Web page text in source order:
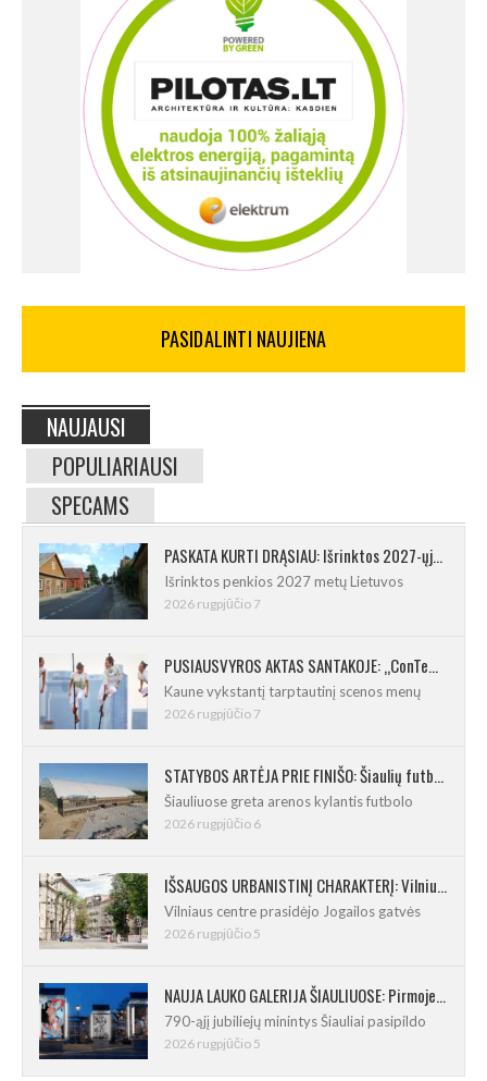
PASIDALINTI NAUJIENA
NAUJAUSI
POPULIARIAUSI
SPECAMS
PASKATA KURTI DRĄSIAU: Išrinktos 2027-ųjų Lietuvos mažosios kultūros sostinės
Išrinktos penkios 2027 metų Lietuvos
2026 rugpjūčio 7
PUSIAUSVYROS AKTAS SANTAKOJE: „ConTempo 2026“ uždarys sudėtingas pasirodymas 8 m aukštyje
Kaune vykstantį tarptautinį scenos menų
2026 rugpjūčio 7
STATYBOS ARTĖJA PRIE FINIŠO: Šiaulių futbolo ir regbio maniežas įgavo kontūrus
Šiauliuose greta arenos kylantis futbolo
2026 rugpjūčio 6
IŠSAUGOS URBANISTINĮ CHARAKTERĮ: Vilniuje pradėtas Jogailos gatvės remontas
Vilniaus centre prasidėjo Jogailos gatvės
2026 rugpjūčio 5
NAUJA LAUKO GALERIJA ŠIAULIUOSE: Pirmoje ekspozicijoje – Eduardo Juchnevičiaus kūryba
790-ąjį jubiliejų minintys Šiauliai pasipildo
2026 rugpjūčio 5